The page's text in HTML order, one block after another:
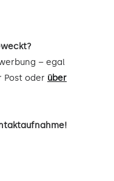
– egal
Post oder über